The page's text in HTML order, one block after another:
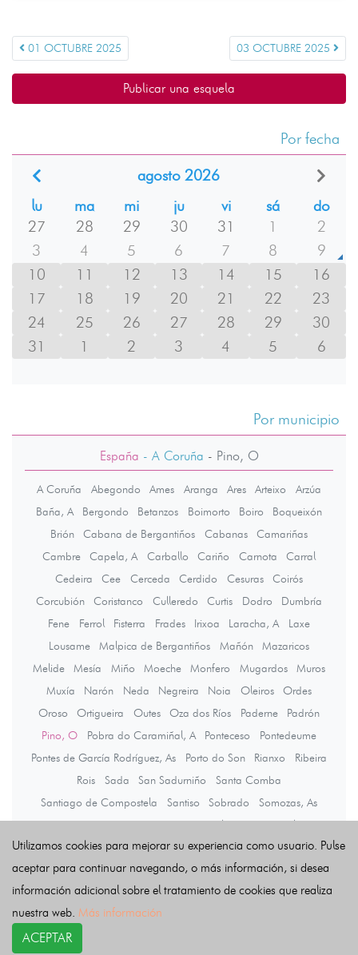
01 OCTUBRE 2025 03 OCTUBRE 2025
Publicar una esquela
Por fecha
agosto 2026
lu
ma mi ju vi sá
do
27
28 29 30 31 1
2
3
4 5 6 7 8
9
10
11 12 13 14 15
16
17
18 19 20 21 22
23
24
25 26 27 28 29
30
31
1 2 3 4 5 6
Por municipio
España - A Coruña - Pino, O
A Coruña Abegondo Ames Aranga Ares Arteixo
Arzúa
Baña, A
Bergondo Betanzos Boimorto Boiro
Boqueixón
Brión
Cabana de Bergantiños Cabanas
Camariñas
Cambre
Capela, A Carballo Cariño Carnota
Carral
Cedeira
Cee Cerceda Cerdido Cesuras
Coirós
Corcubión
Coristanco Culleredo Curtis Dodro
Dumbría
Fene
Ferrol Fisterra Frades Irixoa Laracha, A
Laxe
Lousame
Malpica de Bergantiños Mañón
Mazaricos
Melide
Mesía Miño Moeche Monfero Mugardos
Muros
Muxía
Narón Neda Negreira Noia Oleiros
Ordes
Oroso
Ortigueira Outes Oza dos Ríos Paderne
Padrón
Pino, O
Pobra do Caramiñal, A Ponteceso
Pontedeume
Pontes de García Rodríguez, As
Porto do Son Rianxo
Ribeira
Rois
Sada San Sadurniño
Santa Comba
Santiago de Compostela
Santiso Sobrado
Somozas, As
Teo
Toques Tordoia Touro Trazo Val do Dubra
Valdoviño
Vedra
Vilarmaior Vilasantar Vimianzo Zas
Utilizamos cookies para mejorar su experiencia como usuario. Pulse
aceptar para continuar navegando, o más información, si desea
información adicional sobre el tratamiento de cookies que realiza
nuestra web. Más información
ACEPTAR